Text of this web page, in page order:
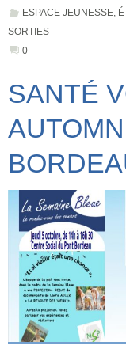
ESPACE JEUNESSE,
SORTIES
0
SANTÉ